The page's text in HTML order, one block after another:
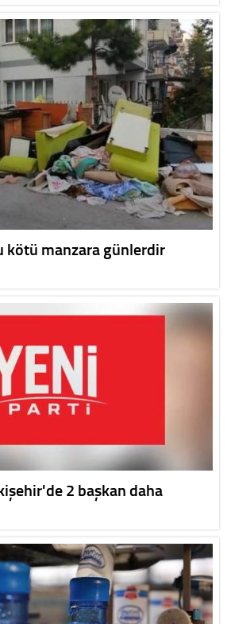
kötü manzara günlerdir
2 başkan daha